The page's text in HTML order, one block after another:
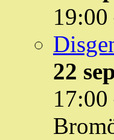
19:00
22
17:00